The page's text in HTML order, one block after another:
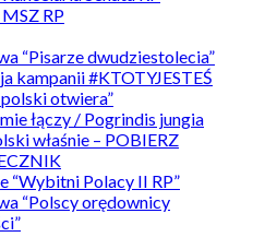
RP
“Pisarze dwudziestolecia”
kampanii #KTOTYJESTEŚ
polski otwiera”
łączy / Pogrindis jungia
właśnie – POBIERZ
“Wybitni Polacy II RP”
“Polscy orędownicy